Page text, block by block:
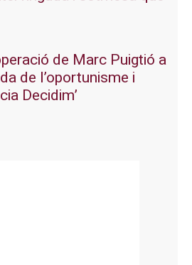
de Marc Puigtió a
de l’oportunisme i
Decidim’